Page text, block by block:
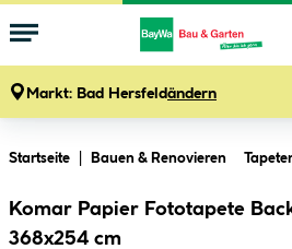
Markt: Bad Hersfeldändern
Startseite Bauen & Renovieren
Komar Papier Fototapete
368x254 cm